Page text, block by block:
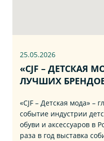
25.05.2026
«CJF – ДЕТСКАЯ
ЛУЧШИХ
«CJF – Детская мода» –
событие индустрии
обуви и аксессуаров в
раза в год выставка